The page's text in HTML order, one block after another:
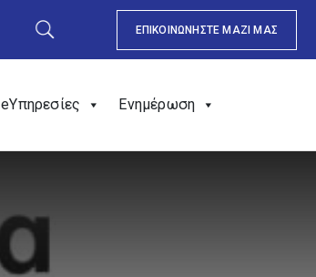
ΕΠΙΚΟΙΝΩΝΗΣΤΕ ΜΑΖΙ ΜΑΣ
eΥπηρεσίες Ενημέρωση